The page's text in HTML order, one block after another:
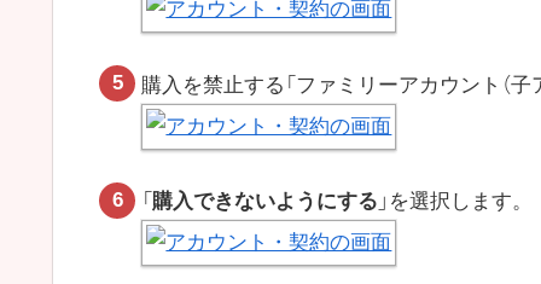
購入を禁止する「ファミリーアカウント（子
「 購入できないようにする 」を選択します。